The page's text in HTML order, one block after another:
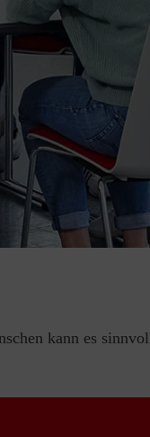
kann es